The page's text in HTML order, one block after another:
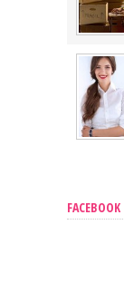
FACEBOOK